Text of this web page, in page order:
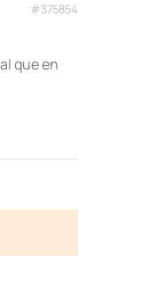
#375854
que en